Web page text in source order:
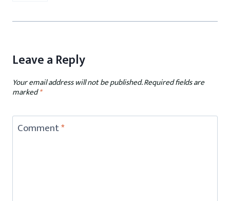
Leave a Reply
Your email address will not be published.Required fields are
marked*
Comment*